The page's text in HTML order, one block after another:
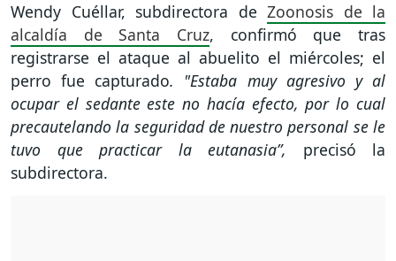
Wendy Cuéllar, subdirectora de Zoonosis de la
alcaldía de Santa Cruz, confirmó que tras
registrarse el ataque al abuelito el miércoles; el
perro fue capturado. "Estaba muy agresivo y al
ocupar el sedante este no hacía efecto, por lo cual
precautelando la seguridad de nuestro personal se le
tuvo que practicar la eutanasia”, precisó la
subdirectora.